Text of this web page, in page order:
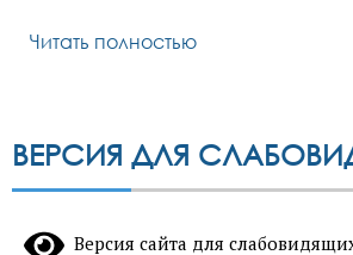
Читать полностью
ВЕРСИЯ ДЛЯ
Версия сайта для